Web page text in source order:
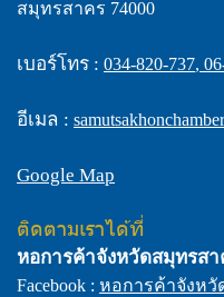
สมุทรสาคร 74000
เบอร์โทร : 034-820-737,
อีเมล :
Google Map
ติดตามเราได้ที่
หอการค้าจังหวัดสมุทรสา
Facebook : หอการค้าจังหวั